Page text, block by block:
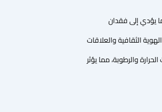
يؤدي إلى فقدان
الثقافية والعلاقات
والرطوبة، مما يؤثر